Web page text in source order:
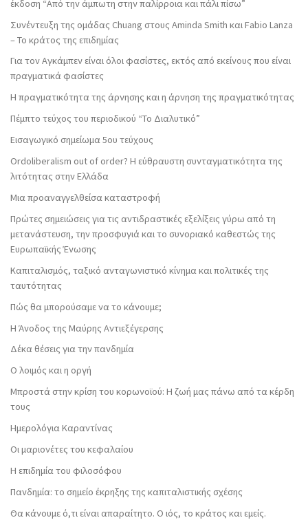
έκδοση “Από την άμπωτη στην παλίρροια και πάλι πίσω”
Συνέντευξη της ομάδας Chuang στους Aminda Smith και Fabio Lanza
– Το κράτος της επιδημίας
Για τον Αγκάμπεν είναι όλοι φασίστες, εκτός από εκείνους που είναι
πραγματικά φασίστες
Η πραγματικότητα της άρνησης και η άρνηση της πραγματικότητας
Πέμπτο τεύχος του περιοδικού “Το Διαλυτικό”
Εισαγωγικό σημείωμα 5ου τεύχους
Ordoliberalism out of order? Η εύθραυστη συνταγματικότητα της
λιτότητας στην Ελλάδα
Μια προαναγγελθείσα καταστροφή
Πρώτες σημειώσεις για τις αντιδραστικές εξελίξεις γύρω από τη
μετανάστευση, την προσφυγιά και το συνοριακό καθεστώς της
Ευρωπαϊκής Ένωσης
Καπιταλισμός, ταξικό ανταγωνιστικό κίνημα και πολιτικές της
ταυτότητας
Πώς θα μπορούσαμε να το κάνουμε;
Η Άνοδος της Μαύρης Αντιεξέγερσης
Δέκα θέσεις για την πανδημία
Ο λοιμός και η οργή
Μπροστά στην κρίση του κορωνοϊού: Η ζωή μας πάνω από τα κέρδη
τους
Ημερολόγια Καραντίνας
Οι μαριονέτες του κεφαλαίου
Η επιδημία του φιλοσόφου
Πανδημία: το σημείο έκρηξης της καπιταλιστικής σχέσης
Θα κάνουμε ό,τι είναι απαραίτητο. Ο ιός, το κράτος και εμείς.